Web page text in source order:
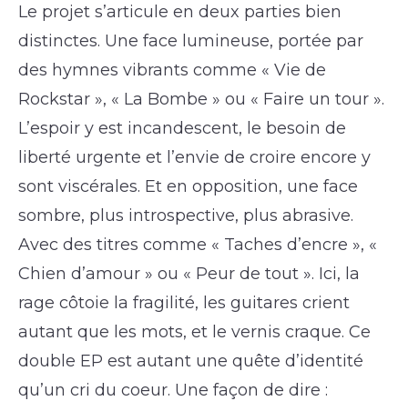
Le projet s’articule en deux parties bien
distinctes. Une face lumineuse, portée par
des hymnes vibrants comme « Vie de
Rockstar », « La Bombe » ou « Faire un tour ».
L’espoir y est incandescent, le besoin de
liberté urgente et l’envie de croire encore y
sont viscérales. Et en opposition, une face
sombre, plus introspective, plus abrasive.
Avec des titres comme « Taches d’encre », «
Chien d’amour » ou « Peur de tout ». Ici, la
rage côtoie la fragilité, les guitares crient
autant que les mots, et le vernis craque. Ce
double EP est autant une quête d’identité
qu’un cri du coeur. Une façon de dire :